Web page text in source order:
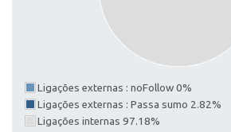
Ligações externas : noFollow 0%
Ligações externas : Passa sumo 2.82%
Ligações internas 97.18%